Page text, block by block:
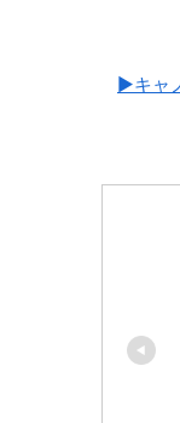
▶キャ